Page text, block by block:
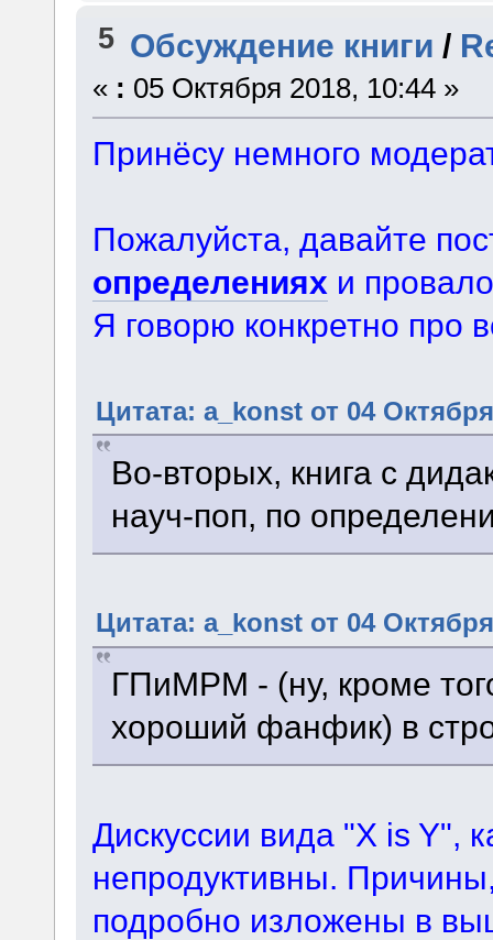
5 Обсуждение книги /
« : 05 Октября 2018, 10:44 »
Принёсу немного
Пожалуйста, давайте
определениях и
Я говорю конкретно про
Цитата: a_konst от 04
Во-вторых, книга с
науч-поп, по
Цитата: a_konst от 04
ГПиМРМ - (ну, кроме
хороший фанфик) в
Дискуссии вида "X is Y",
непродуктивны.
подробно изложены в